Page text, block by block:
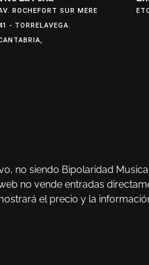
ROCHEFORT SUR MERE
- TORRELAVEGA.
no siendo Bipolaridad
no vende entradas
el precio y la